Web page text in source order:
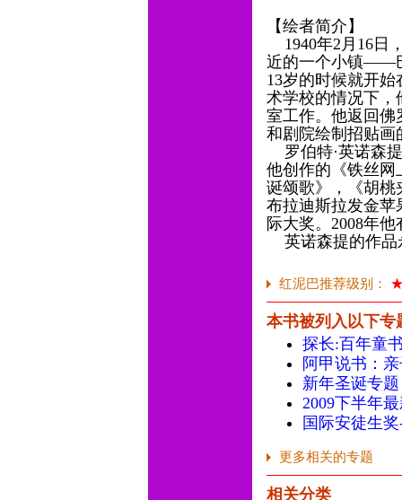
【绘者简介】
1940年2月16日
近的一个小镇——
13岁的时候就开
术学校的情况下，
室工作。他返回佛
和剧院绘制招贴
罗伯特·英诺森
他创作的《铁丝网
诞颂歌》，《胡桃
布拉迪斯拉发金苹
际大奖。2008年
英诺森提的作品
红泥巴推荐级别：
本书被列入以下专
探长:百年童
阿甲说书：
新年圣诞专题
2009下半年
国际安徒生
更多相关的专题
相关分类